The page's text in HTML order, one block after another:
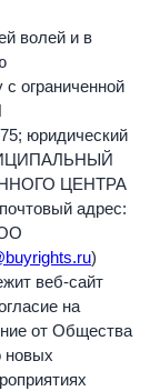
волей и в
ограниченной
юридический
ЦЕНТРА
адрес:
)
веб-сайт
на
от Общества
новых